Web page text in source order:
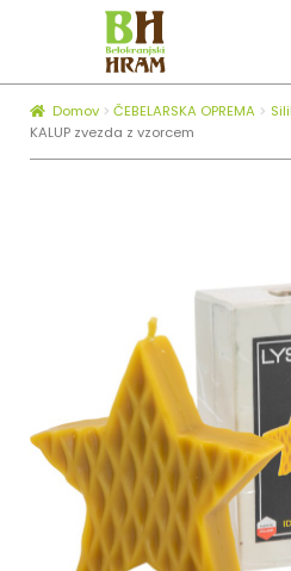
Domov ČEBELARSKA OPREMA
KALUP zvezda z vzorcem